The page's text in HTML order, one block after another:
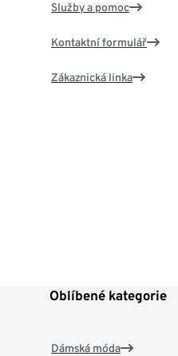
Služby a pomoc
Kontaktní formulář
Zákaznická linka
Oblíbené kategorie
Dámská móda